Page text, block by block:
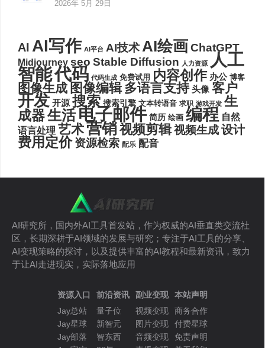
2026年 5月 29日
AI AI写作 AI平台 AI技术AI绘画ChatGPT
Midjourney seo Stable Diffusion 人力资源 人工
智能代码 代码生成 免费试用 内容创作 办公 博客
图像生成 图像编辑 多语言支持 头像 客户
开发 开源 搜索 搜索引擎 文本转语音 求职 游戏开发 生
成器生活电子邮件 简历 绘画 编程 自然
语言处理 艺术营销视频剪辑视频生成设计
费用定价 资源检索 配乐 配音
AI研究所，国内外AI工具首发站，作为权威的AI垂直类交流社
区，长期深耕于AI领域的发展与研究；专注于AI工具的分享、
AI变现策略的探讨，以及提供丰富的AI教程和最新资讯，致力
于让AI走进现实，实际落地应用
资源入口
Jay总站
Jay星球
Jay部落
前沿资讯
量子位
新智元
智东西
副业变现
视频变现
图片变现
音频变现
本站声明
商务合作
付费星球
免责声明